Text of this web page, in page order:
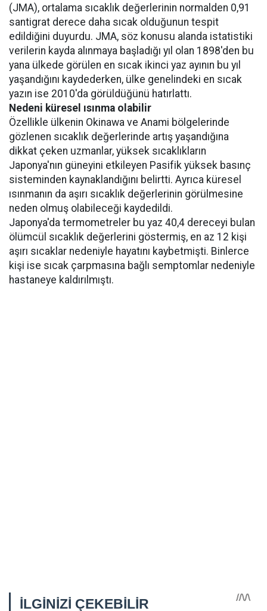
(JMA), ortalama sıcaklık değerlerinin normalden 0,91
santigrat derece daha sıcak olduğunun tespit
edildiğini duyurdu. JMA, söz konusu alanda istatistiki
verilerin kayda alınmaya başladığı yıl olan 1898'den bu
yana ülkede görülen en sıcak ikinci yaz ayının bu yıl
yaşandığını kaydederken, ülke genelindeki en sıcak
yazın ise 2010'da görüldüğünü hatırlattı.
Nedeni küresel ısınma olabilir
Özellikle ülkenin Okinawa ve Anami bölgelerinde
gözlenen sıcaklık değerlerinde artış yaşandığına
dikkat çeken uzmanlar, yüksek sıcaklıkların
Japonya'nın güneyini etkileyen Pasifik yüksek basınç
sisteminden kaynaklandığını belirtti. Ayrıca küresel
ısınmanın da aşırı sıcaklık değerlerinin görülmesine
neden olmuş olabileceği kaydedildi.
Japonya'da termometreler bu yaz 40,4 dereceyi bulan
ölümcül sıcaklık değerlerini göstermiş, en az 12 kişi
aşırı sıcaklar nedeniyle hayatını kaybetmişti. Binlerce
kişi ise sıcak çarpmasına bağlı semptomlar nedeniyle
hastaneye kaldırılmıştı.